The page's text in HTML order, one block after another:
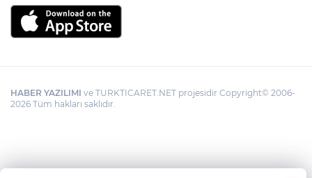
HABER YAZILIMI ve TURKTICARET.NET projesidir Copyright© 2006-
2026 Tüm hakları saklıdır.